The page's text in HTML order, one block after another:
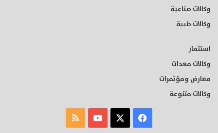
وكالات صناعية
وكالات طبية
استثمار
وكالات معدات
معارض ومؤتمرات
وكالات متنوعة
فيسبوك ‫YouTubeملخص